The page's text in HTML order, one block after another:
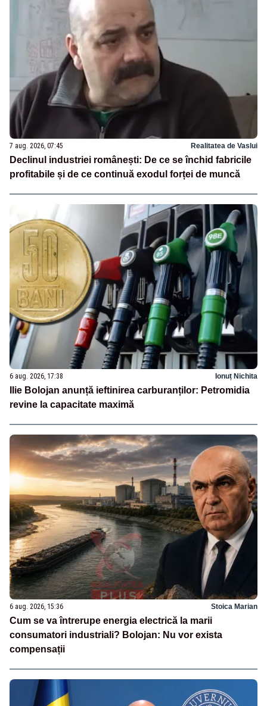
7 aug. 2026, 07:45 Realitatea de Vaslui
Declinul industriei românești: De ce se închid fabricile
profitabile și de ce continuă exodul forței de muncă
6 aug. 2026, 17:38 Ionuț Nichita
Ilie Bolojan anunță ieftinirea carburanților: Petromidia
revine la capacitate maximă
6 aug. 2026, 15:36 Stoica Marian
Cum se va întrerupe energia electrică la marii
consumatori industriali? Bolojan: Nu vor exista
compensații